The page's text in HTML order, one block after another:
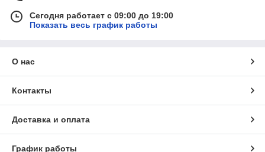
Сегодня работает с 09:00 до 19:00
Показать весь график работы
О нас
Контакты
Доставка и оплата
График работы